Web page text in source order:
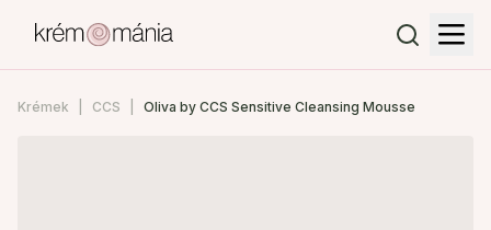
Krémek CCS Oliva by CCS Sensitive Cleansing Mousse